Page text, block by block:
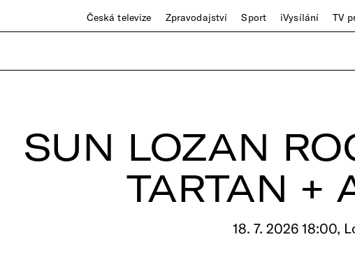
Česká televize Zpravodajství Sport iVysílání TV
SUN LOZAN
TARTAN +
18. 7. 2026 18:00,